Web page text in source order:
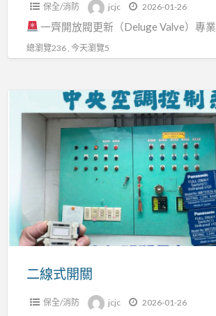
保全/消防 jcjc 2026-01-26
一齊開放閥更新（Deluge Valve）專業
總瀏覽236 , 今天瀏覽5
二線式開關
保全/消防 jcjc 2026-01-26